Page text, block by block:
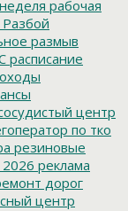
рабочая
Разбой
размыв
расписание
центр
по тко
резиновые
реклама
дорог
центр